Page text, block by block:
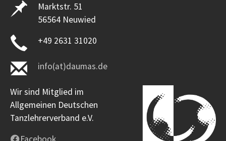
Marktstr. 51
56564 Neuwied
+49 2631 31020
info(at)daumas.de
Wir sind Mitglied im
Allgemeinen Deutschen
Tanzlehrerverband e.V.